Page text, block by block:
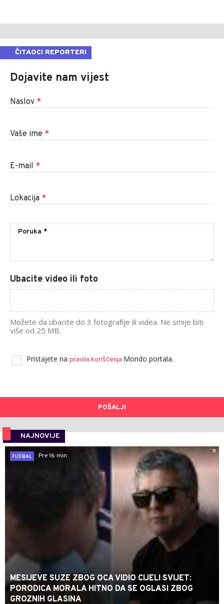
ČITAOCI REPORTERI
Dojavite nam vijest
Naslov *
Vaše ime *
E-mail *
Lokacija *
Ubacite video ili foto
Možete da ubacite do 3 fotografije ili videa. Ne smije biti
više od 25 MB.
Pristajete na pravila korišćenja Mondo portala.
POŠALJI
NAJNOVIJE
0
FUDBAL
Pre 16 min
MESIJEVE SUZE ZBOG OCA VIDIO CIJELI SVIJET:
PORODICA MORALA HITNO DA SE OGLASI ZBOG
GROZNIH GLASINA